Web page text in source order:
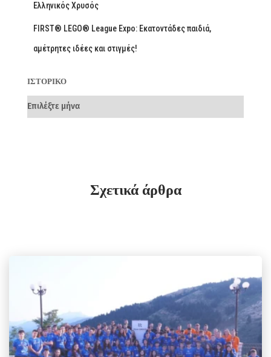
Ελληνικός Χρυσός
FIRST® LEGO® League Expo: Εκατοντάδες παιδιά,
αμέτρητες ιδέες και στιγμές!
ΙΣΤΟΡΙΚΌ
Σχετικά άρθρα